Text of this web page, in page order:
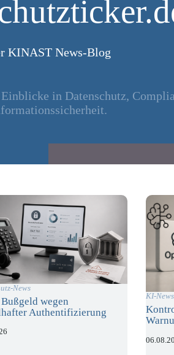
KINAST News-Blog
in Datenschutz,
News
wegen
Authentifizierung
KI-News